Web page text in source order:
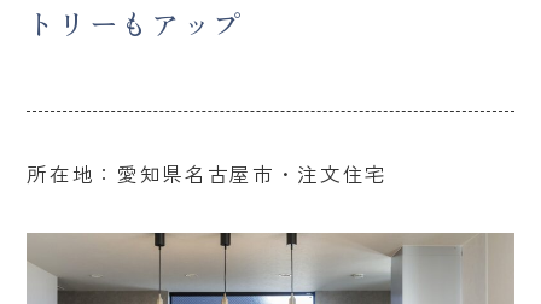
トリーもアップ
所在地：愛知県名古屋市・注文住宅